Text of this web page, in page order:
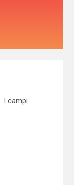
I campi